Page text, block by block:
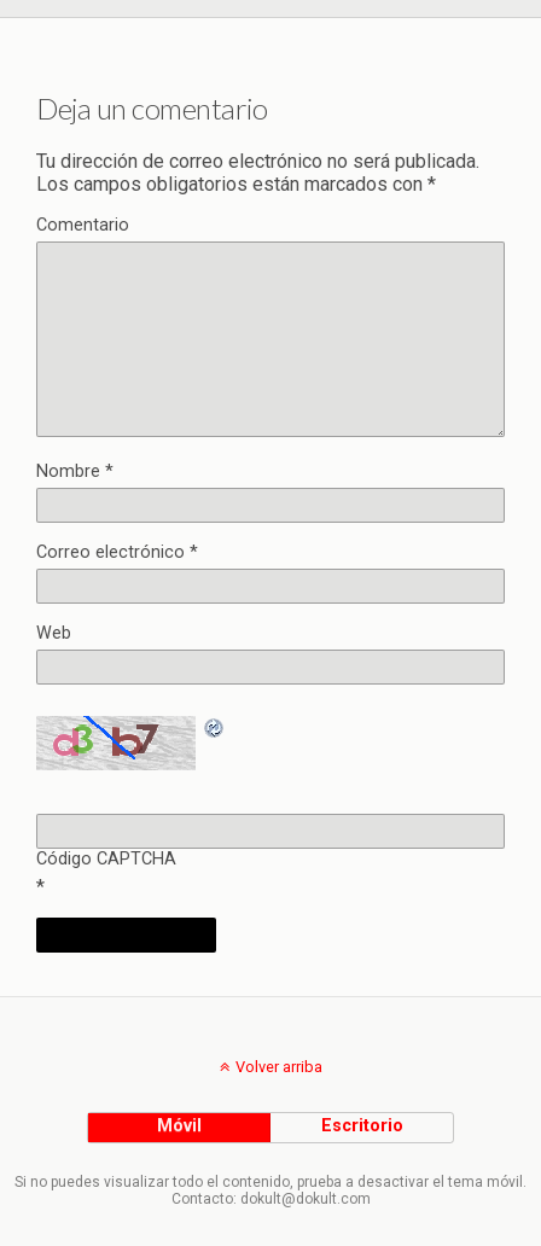
Deja un comentario
Tu dirección de correo electrónico no será publicada.
Los campos obligatorios están marcados con *
Comentario
Nombre *
Correo electrónico *
Web
Código CAPTCHA
*
Volver arriba
Móvil Escritorio
Si no puedes visualizar todo el contenido, prueba a desactivar el tema móvil.
Contacto: dokult@dokult.com